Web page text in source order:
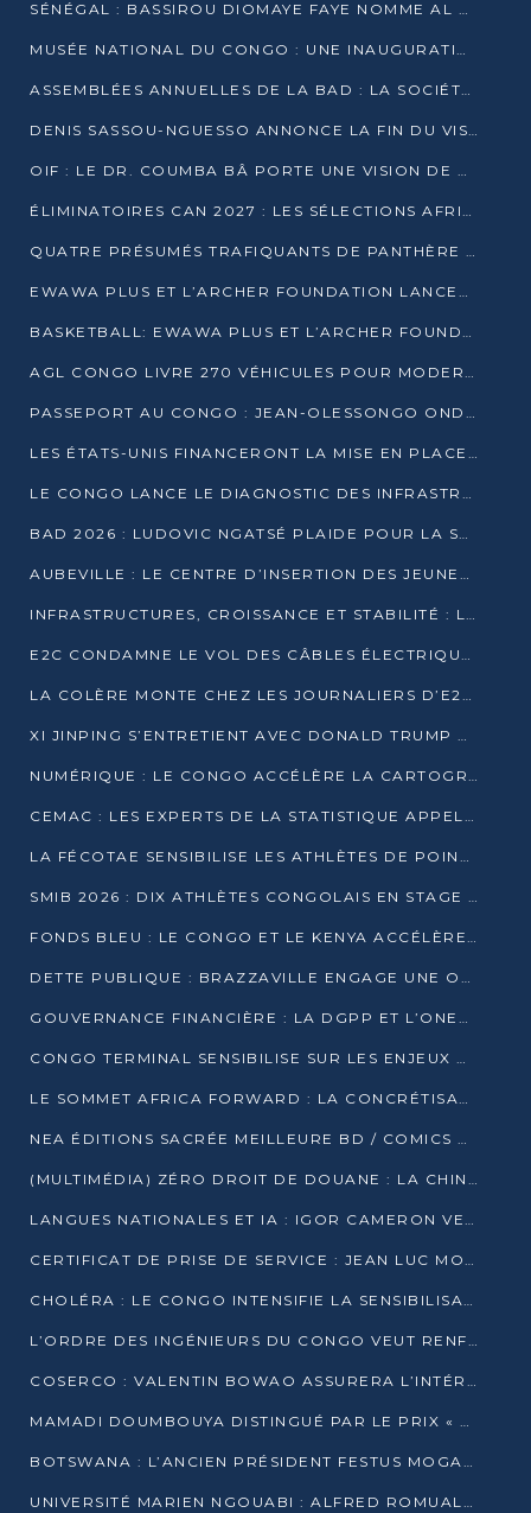
SÉNÉGAL : BASSIROU DIOMAYE FAYE NOMME AL AMINOU LÔ PREMIER MINISTRE
MUSÉE NATIONAL DU CONGO : UNE INAUGURATION PORTEUSE D’ESPOIR POUR LA CULTURE
ASSEMBLÉES ANNUELLES DE LA BAD : LA SOCIÉTÉ CIVILE CONGOLAISE À LA RECHERCHE DE PARTENAIRES POUR SES PROJETS
DENIS SASSOU-NGUESSO ANNONCE LA FIN DU VISA POUR LES AFRICAINS EN 2027
OIF : LE DR. COUMBA BÂ PORTE UNE VISION DE DIALOGUE, DE STABILITÉ ET DE RÉFORME À LA TÊTE
ÉLIMINATOIRES CAN 2027 : LES SÉLECTIONS AFRICAINES CONNAISSENT LEURS ADVERSAIRES
QUATRE PRÉSUMÉS TRAFIQUANTS DE PANTHÈRE ARRÊTÉS À EWO
EWAWA PLUS ET L’ARCHER FOUNDATION LANCENT UN CAMP DE BASKET POUR LES JEUNES À BRAZZAVILLE
BASKETBALL: EWAWA PLUS ET L’ARCHER FOUNDATION LANCENT UN CAMP POUR LES JEUNES
AGL CONGO LIVRE 270 VÉHICULES POUR MODERNISER LE TRANSPORT URBAIN
PASSEPORT AU CONGO : JEAN-OLESSONGO ONDAYE VEUT METTRE FIN AUX LENTEURS ADMINISTRATIVES
LES ÉTATS-UNIS FINANCERONT LA MISE EN PLACE DE JUSQU’À 50 CLINIQUES DE LUTTE CONTRE L’EBOLA
LE CONGO LANCE LE DIAGNOSTIC DES INFRASTRUCTURES SPORTIVES DU COMPLEXE DE KINTÉLÉ
BAD 2026 : LUDOVIC NGATSÉ PLAIDE POUR LA SOUVERAINETÉ FINANCIÈRE AFRICAINE
AUBEVILLE : LE CENTRE D’INSERTION DES JEUNES PRÊT À OUVRIR SES PORTES
INFRASTRUCTURES, CROISSANCE ET STABILITÉ : LA GUINÉE AFFÛTE SES AMBITIONS
E2C CONDAMNE LE VOL DES CÂBLES ÉLECTRIQUES APRÈS UNE VIDÉO VIRALE
LA COLÈRE MONTE CHEZ LES JOURNALIERS D’E2C QUI DÉNONCENT 20 ANS DE PRÉCARITÉ
XI JINPING S’ENTRETIENT AVEC DONALD TRUMP À BEIJING
NUMÉRIQUE : LE CONGO ACCÉLÈRE LA CARTOGRAPHIE DE SES INFRASTRUCTURES DIGITALES
CEMAC : LES EXPERTS DE LA STATISTIQUE APPELLENT À RENFORCER LA SÉCURISATION DES DONNÉES
LA FÉCOTAE SENSIBILISE LES ATHLÈTES DE POINTE-NOIRE À L’HYGIÈNE ALIMENTA
SMIB 2026 : DIX ATHLÈTES CONGOLAIS EN STAGE AU KENYA
FONDS BLEU : LE CONGO ET LE KENYA ACCÉLÈRENT LA MOBILISATION DES FINANCEMENTS
DETTE PUBLIQUE : BRAZZAVILLE ENGAGE UNE OPÉRATION DE RACHAT DE 575 MILLIONS DE DOLLARS
GOUVERNANCE FINANCIÈRE : LA DGPP ET L’ONEC-C VERS UN PARTENARIAT POUR ASSAINIR LES ENTREPRISES PUBLIQUES
CONGO TERMINAL SENSIBILISE SUR LES ENJEUX DE LA SANTÉ MENTALE EN
LE SOMMET AFRICA FORWARD : LA CONCRÉTISATION DE PARTENARIATS ÉQUILIBRÉS ET TOURNÉS VERS L’AVENIR ENTRE LE CONTINENT AFRICAIN ET LA FRANCE
NEA ÉDITIONS SACRÉE MEILLEURE BD / COMICS D’AFRIQUE AU KENYA
(MULTIMÉDIA) ZÉRO DROIT DE DOUANE : LA CHINE ET L’AFRIQUE VERS UNE PROXIMITÉ SANS PRÉCÉDENT (PAPIER GÉNÉRAL)
LANGUES NATIONALES ET IA : IGOR CAMERON VEUT ARRIMER LA STRATÉGIE IA À LA LOI SUR LA RECHERCHE
CERTIFICAT DE PRISE DE SERVICE : JEAN LUC MOUTHOU DÉMENT UNE « FAKE NEWS »
CHOLÉRA : LE CONGO INTENSIFIE LA SENSIBILISATION AU MARCHÉ DE TALANGAÏ
L’ORDRE DES INGÉNIEURS DU CONGO VEUT RENFORCER L’ÉTHIQUE ET LA CRÉDIBILITÉ DE LA PROFESSION
COSERCO : VALENTIN BOWAO ASSURERA L’INTÉRIM À LA TÊTE DU BUREAU EXÉCUTIF NATIONAL
MAMADI DOUMBOUYA DISTINGUÉ PAR LE PRIX « SUPER GRAND BÂTISSEUR BABACAR N’DIAYE »
BOTSWANA : L’ANCIEN PRÉSIDENT FESTUS MOGAE EST MORT À 86 ANS
UNIVERSITÉ MARIEN NGOUABI : ALFRED ROMUALD NGUYA POATY SOUTIENT UNE THÈSE SUR LE PARADOXE DE LA CROISSANCE EN ZONE CEMAC